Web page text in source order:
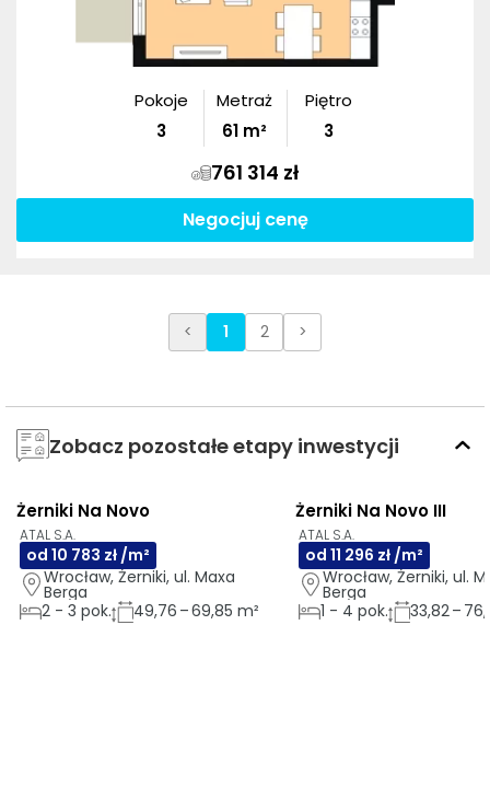
Pokoje
3
Metraż
61 m²
Piętro
3
761 314 zł
Negocjuj cenę
< 1 2 >
Zobacz pozostałe etapy inwestycji
AI GOTOWE DO ODBIORU
Żerniki Na Novo
ATAL S.A.
od 10 783 zł /m²
Wrocław, Żerniki, ul. Maxa
Berga
2 - 3 pok. 49,76 – 69,85 m²
AI
Żerniki Na Novo III
ATAL S.A.
od 11 296 zł /m²
Wrocław, Żerniki, ul.
Berga
1 - 4 pok. 33,82 –